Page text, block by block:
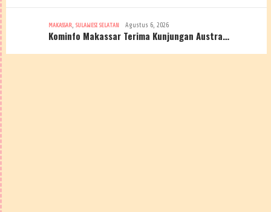
MAKASSAR, SULAWESI SELATAN Agustus 6, 2026
Kominfo Makassar Terima Kunjungan Austra…